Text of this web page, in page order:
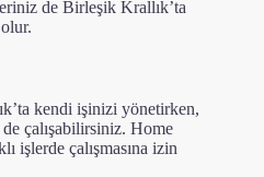
de Birleşik Krallık’ta
kendi işinizi yönetirken,
çalışabilirsiniz. Home
işlerde çalışmasına izin